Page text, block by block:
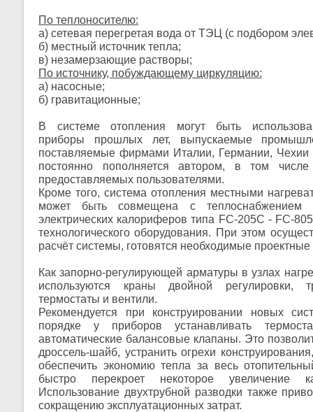
По теплоносителю:
а) сетевая перегретая вода от ТЭЦ (с подбором
б) местный источник тепла;
в) незамерзающие растворы;
По источнику, побуждающему циркуляцию:
а) насосные;
б) гравитационные;
B системе отопления могут быть
приборы прошлых лет, выпускаемые
поставляемые фирмами Италии, Германии, Чехии
постоянно пополняется автором, в том
предоставляемых пользователями.
Кроме того, система отопления местными
может быть совмещена с теплоснабжением
электрических калориферов типа FC-205C - FC-
технологического оборудования. При этом
расчёт системы, готовятся необходимые
Как запорно-регулирующей арматуры в узлах
используются краны двойной регулировки,
термостаты и вентили.
Рекомендуется при конструировании новых
порядке у приборов устанавливать
автоматические балансовые клапаны. Это
дроссель-шайб, устранить огрехи
обеспечить экономию тепла за весь
быстро перекроет некоторое увеличение
Использование двухтрубной разводки также
сокращению эксплуатационных затрат.